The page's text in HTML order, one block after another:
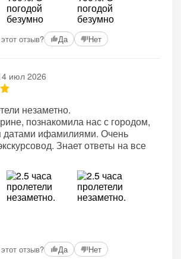
отзыв? Да Нет
июл 2026
незаметно.
познакомила нас с городом,
датами ифамилиями. Очень
Знает ответы на все
отзыв? Да Нет